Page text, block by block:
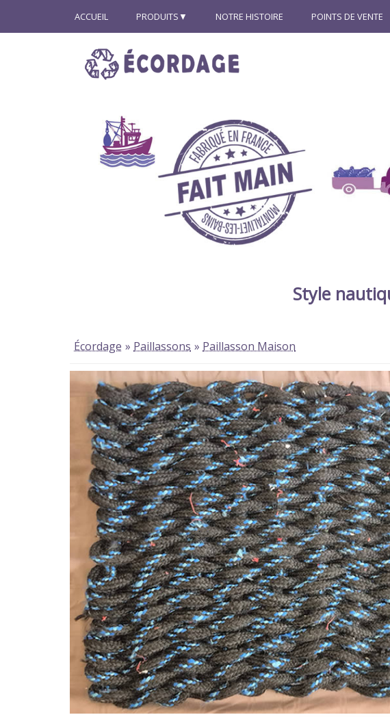
ACCUEIL PRODUITS NOTRE HISTOIRE POINTS DE VENTE
Style
Écordage » Paillassons » Paillasson Maison